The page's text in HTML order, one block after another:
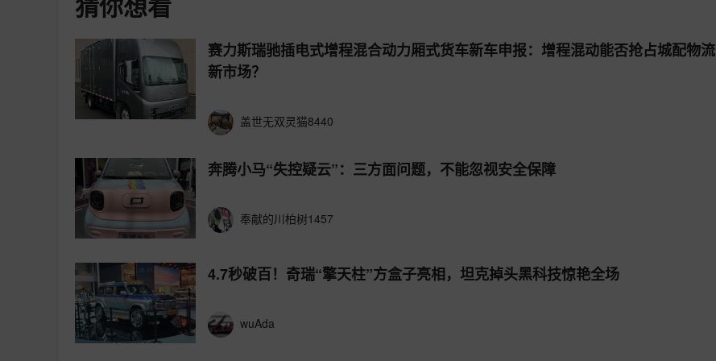
赛力斯瑞驰插电式增程混合动力厢式货车新车申报：增程混动能否抢占城配物流
新市场？
盖世无双灵猫8440
奔腾小马“失控疑云”：三方面问题，不能忽视安全保障
奉献的川柏树1457
4.7秒破百！奇瑞“擎天柱”方盒子亮相，坦克掉头黑科技惊艳全场
wuAda